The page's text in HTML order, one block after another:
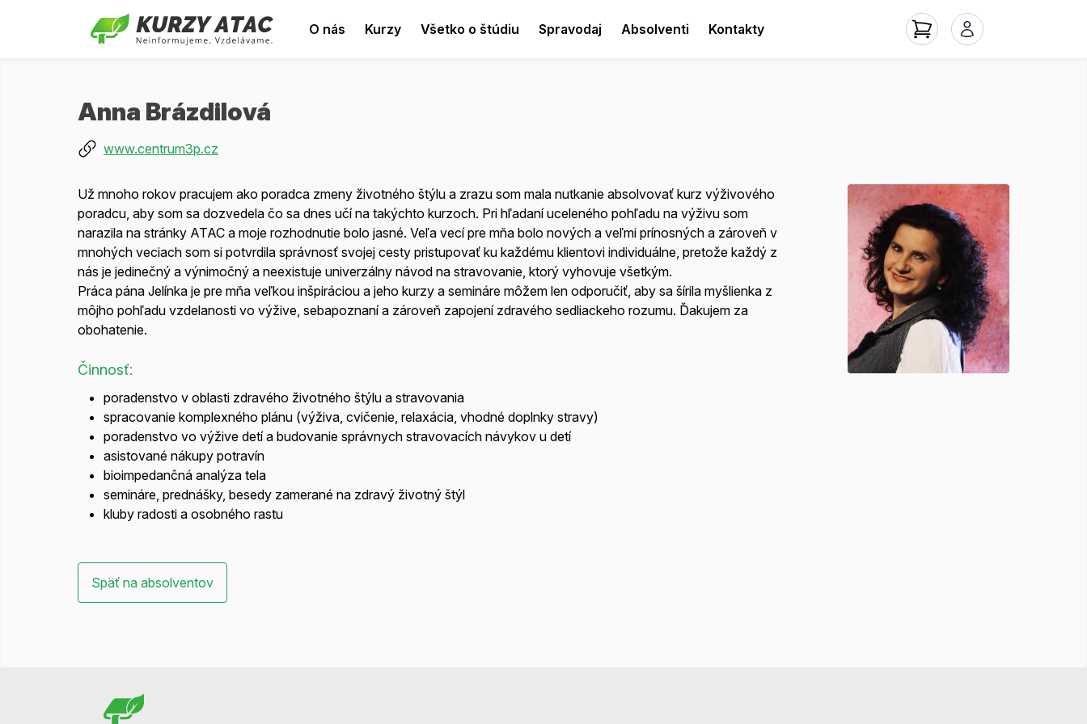
O nás Kurzy Všetko o štúdiu Spravodaj Absolventi Kontakty
Anna Brázdilová
www.centrum3p.cz
Už mnoho rokov pracujem ako poradca zmeny životného štýlu a zrazu som mala nutkanie absolvovať kurz výživového
poradcu, aby som sa dozvedela čo sa dnes učí na takýchto kurzoch. Pri hľadaní uceleného pohľadu na výživu som
narazila na stránky ATAC a moje rozhodnutie bolo jasné. Veľa vecí pre mňa bolo nových a veľmi prínosných a zároveň v
mnohých veciach som si potvrdila správnosť svojej cesty pristupovať ku každému klientovi individuálne, pretože každý z
nás je jedinečný a výnimočný a neexistuje univerzálny návod na stravovanie, ktorý vyhovuje všetkým.
Práca pána Jelínka je pre mňa veľkou inšpiráciou a jeho kurzy a semináre môžem len odporučiť, aby sa šírila myšlienka z
môjho pohľadu vzdelanosti vo výžive, sebapoznaní a zároveň zapojení zdravého sedliackeho rozumu. Ďakujem za
obohatenie.
Činnosť:
poradenstvo v oblasti zdravého životného štýlu a stravovania
spracovanie komplexného plánu (výživa, cvičenie, relaxácia, vhodné doplnky stravy)
poradenstvo vo výžive detí a budovanie správnych stravovacích návykov u detí
asistované nákupy potravín
bioimpedančná analýza tela
semináre, prednášky, besedy zamerané na zdravý životný štýl
kluby radosti a osobného rastu
Späť na absolventov